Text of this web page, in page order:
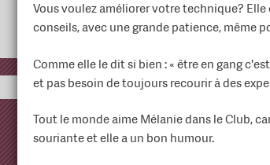
Vous voulez améliorer votre technique?
conseils, avec une grande patience, même
Comme elle le dit si bien : « être en gang
et pas besoin de toujours recourir à des
Tout le monde aime Mélanie dans le Club,
souriante et elle a un bon humour.